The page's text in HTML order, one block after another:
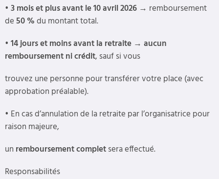
• 3 mois et plus avant le 10 avril 2026 → remboursement
de50 %du montant total.
• 14 jours et moins avant la retraite → aucun
remboursement ni crédit, sauf si vous
trouvez une personne pour transférer votre place (avec
approbation préalable).
• En cas d’annulation de la retraite par l’organisatrice pour
raison majeure,
un remboursement completsera effectué.
Responsabilités